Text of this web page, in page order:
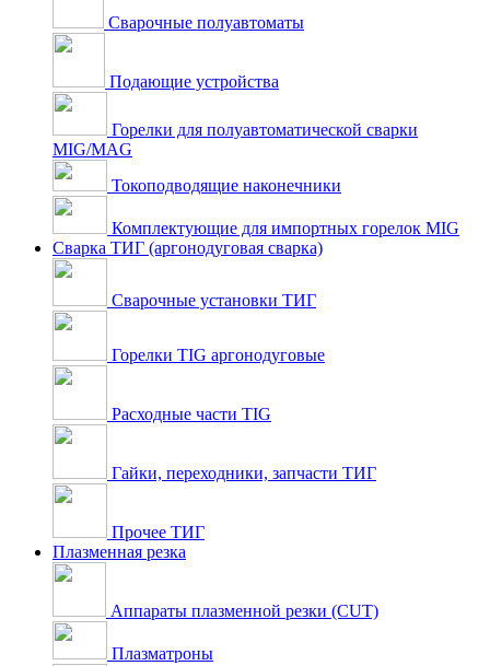
Сварочные полуавтоматы
Подающие устройства
Горелки для полуавтоматической сварки
MIG/MAG
Токоподводящие наконечники
Комплектующие для импортных горелок MIG
Сварка ТИГ (аргонодуговая сварка)
Сварочные установки ТИГ
Горелки TIG аргонодуговые
Расходные части TIG
Гайки, переходники, запчасти ТИГ
Прочее ТИГ
Плазменная резка
Аппараты плазменной резки (CUT)
Плазматроны